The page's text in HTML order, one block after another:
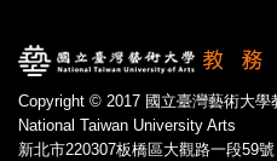
Copyright © 2017 國立臺灣藝術大學
National Taiwan University Arts
新北市220307板橋區大觀路一段59